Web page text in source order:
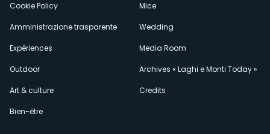
Cookie Policy
Amministrazione trasparente
Expériences
Outdoor
Art & culture
Bien-être
Mice
Wedding
Media Room
Archives « Laghi e Monti Today »
Credits